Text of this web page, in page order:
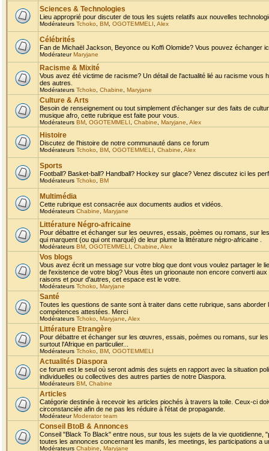
Sciences & Technologies
Lieu approprié pour discuter de tous les sujets relatifs aux nouvelles
Modérateurs Tchoko BM OGOTEMMELI Alex
Célébrités
Fan de Michaël Jackson, Beyonce ou Koffi Olomide? Vous pouvez échanger
ModérateurMaryjane
Racisme & Mixité
Vous avez été victime de racisme? Un détail de l'actualité lié au racisme
des autres.
Modérateurs Tchoko Chabine Maryjane
Culture & Arts
Besoin de renseignement ou tout simplement d'échanger sur des faits de
musique afro, cette rubrique est faite pour vous.
Modérateurs BM OGOTEMMELI Chabine Maryjane Alex
Histoire
Discutez de l'histoire de notre communauté dans ce forum
Modérateurs Tchoko BM OGOTEMMELI Chabine Alex
Sports
Football? Basket-ball? Handball? Hockey sur glace? Venez discutez ici les
Modérateurs Tchoko BM
Multimédia
Cette rubrique est consacrée aux documents audios et vidéos.
Modérateurs Chabine Maryjane
Littérature Négro-africaine
Pour débattre et échanger sur les oeuvres, essais, poèmes ou romans, sur
qui marquent (ou qui ont marqué) de leur plume la littérature négro-africaine .
Modérateurs BM OGOTEMMELI Chabine Alex
Vos blogs
Vous avez écrit un message sur votre blog que dont vous voulez partager le
de l'existence de votre blog? Vous êtes un grioonaute non encore converti
raisons et pour d'autres, cet espace est le votre.
Modérateurs Tchoko Maryjane
Santé
Toutes les questions de sante sont à traiter dans cette rubrique, sans
compétences attestées. Merci
Modérateurs Tchoko Maryjane Alex
Littérature Etrangère
Pour débattre et échanger sur les œuvres, essais, poèmes ou romans, sur
surtout l'Afrique en particulier...
Modérateurs Tchoko BM OGOTEMMELI
Actualités Diaspora
ce forum est le seul où seront admis des sujets en rapport avec la situation
individuelles ou collectives des autres parties de notre Diaspora.
Modérateurs BM Chabine
Articles
Catégorie destinée à recevoir les articles piochés à travers la toile. Ceux-ci
circonstanciée afin de ne pas les réduire à l'état de propagande.
ModérateurModerator team
Conseil BtoB & Annonces
Conseil "Black To Black" entre nous, sur tous les sujets de la vie
toutes les annonces concernant les manifs, les meetings, les participations a
Modérateurs Chabine Maryjane